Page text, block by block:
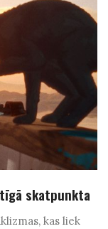
skatpunkta
kas liek